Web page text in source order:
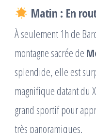
Matin : En
À seulement 1h de
montagne sacrée de
splendide, elle est
magnifique datant du
grand sportif pour
très panoramiques.